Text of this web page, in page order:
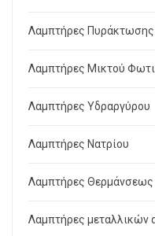
Λαμπτήρες Πυράκτωσης
Λαμπτήρες Μικτού
Λαμπτήρες Υδραργύρου
Λαμπτήρες Νατρίου
Λαμπτήρες Θερμάνσεως
Λαμπτήρες μεταλλικών